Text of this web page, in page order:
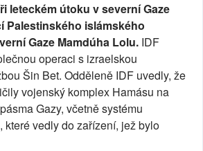
leteckém útoku v severní Gaze
Palestinského islámského
Gaze Mamdúha Lolu. IDF
operaci s izraelskou
Šin Bet. Odděleně IDF uvedly, že
vojenský komplex Hamásu na
Gazy, včetně systému
které vedly do zařízení, jež bylo